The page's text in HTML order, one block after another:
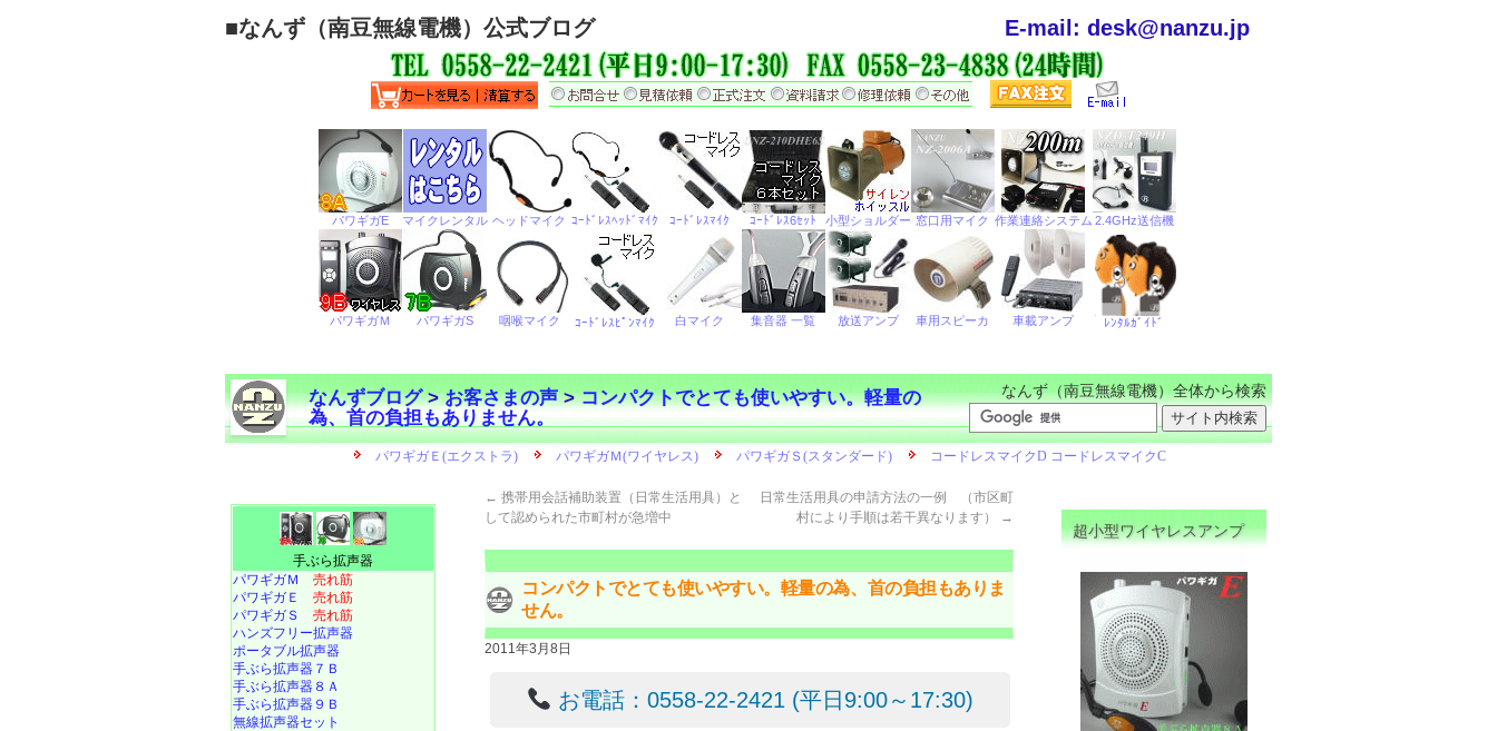
■なんず（南豆無線電機）公式ブログ E-mail: desk@nanzu.jp
なんずブログ>お客さまの声>コンパクトでとても使いやすい。軽量の
為、首の負担もありません。
なんず（南豆無線電機）全体から検索
← 携帯用会話補助装置（日常生活用具）と
して認められた市町村が急増中
日常生活用具の申請方法の一例 （市区町
村により手順は若干異なります）
→
コンパクトでとても使いやすい。軽量の為、首の負担もありま
せん。
2011年3月8日
お電話：0558-22-2421 (平日9:00～17:30)
手ぶら拡声器
パワギガＭ 売れ筋
パワギガＥ 売れ筋
パワギガＳ 売れ筋
ハンズフリー拡声器
ポータブル拡声器
手ぶら拡声器７Ｂ
手ぶら拡声器８Ａ
手ぶら拡声器９Ｂ
無線拡声器セット
超小型ワイヤレスアンプ